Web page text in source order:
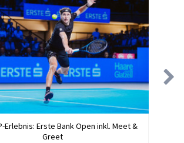
Erlebnis: Erste Bank Open inkl. Meet &
Greet